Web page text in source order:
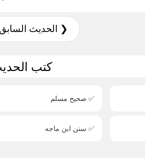
❮ الحديث السابق
كتب
✅ صحيح مسلم
✅ سنن ابن ماجه